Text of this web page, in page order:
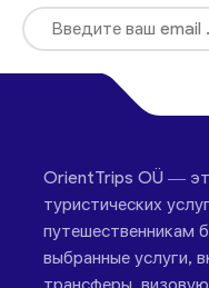
OrientTrips OÜ —
туристических
путешественникам
выбранные услуги,